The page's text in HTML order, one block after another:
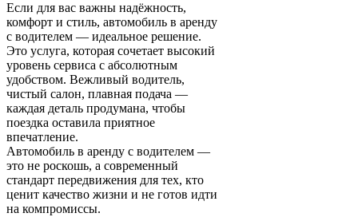
Если для вас важны надёжность,
комфорт и стиль, автомобиль в аренду
с водителем — идеальное решение.
Это услуга, которая сочетает высокий
уровень сервиса с абсолютным
удобством. Вежливый водитель,
чистый салон, плавная подача —
каждая деталь продумана, чтобы
поездка оставила приятное
впечатление.
Автомобиль в аренду с водителем —
это не роскошь, а современный
стандарт передвижения для тех, кто
ценит качество жизни и не готов идти
на компромиссы.